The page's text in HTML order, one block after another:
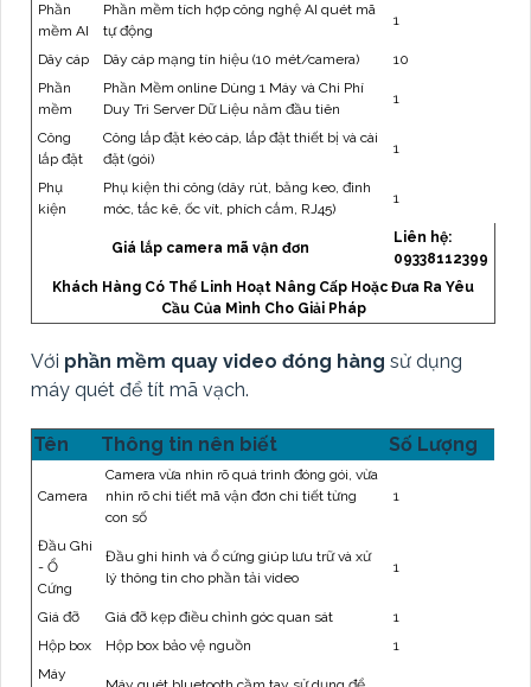
Phần
mềm AI
Phần mềm tích hợp công nghệ AI quét mã
tự động
1
Dây cáp Dây cáp mạng tín hiệu (10 mét/camera)
10
Phần
mềm
Phần Mềm online Dùng 1 Máy và Chi Phí
Duy Trì Server Dữ Liệu năm đầu tiên
1
Công
lắp đặt
Công lắp đặt kéo cáp, lắp đặt thiết bị và cài
đặt (gói)
1
Phụ
kiện
Phụ kiện thi công (dây rút, băng keo, đinh
móc, tắc kê, ốc vít, phích cắm, RJ45)
1
Giá lắp camera mã vận đơn
Liên hệ:
09338112399
Khách Hàng Có Thể Linh Hoạt Nâng Cấp Hoặc Đưa Ra Yêu
Cầu Của Mình Cho Giải Pháp
Với phần mềm quay video đóng hàng sử dụng
máy quét để tít mã vạch.
Tên Thông tin nên biết Số Lượng
Camera
Camera vừa nhìn rõ quá trình đóng gói, vừa
nhìn rõ chi tiết mã vận đơn chi tiết từng
con số
1
Đầu Ghi
- Ổ
Cứng
Đầu ghi hình và ổ cứng giúp lưu trữ và xử
lý thông tin cho phần tải video
1
Giá đỡ Giá đỡ kẹp điều chỉnh góc quan sát
1
Hộp box
Hộp box bảo vệ nguồn
1
Máy